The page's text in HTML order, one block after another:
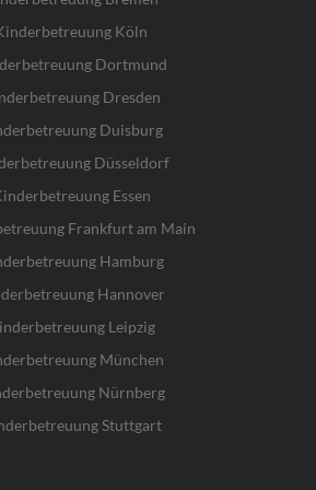
Köln
Dortmund
Dresden
Duisburg
Düsseldorf
Essen
Frankfurt am Main
Hamburg
Hannover
Leipzig
München
Nürnberg
Stuttgart